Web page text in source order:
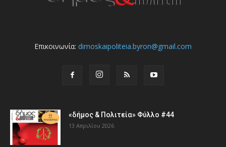
Επικοινωνία: dimoskaipoliteia.byron@gmail.com
«δήμος & Πολιτεία» Φύλλο #44
13 Απριλίου 2026